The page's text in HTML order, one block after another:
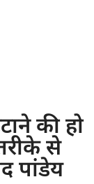
की हो
से
पांडेय